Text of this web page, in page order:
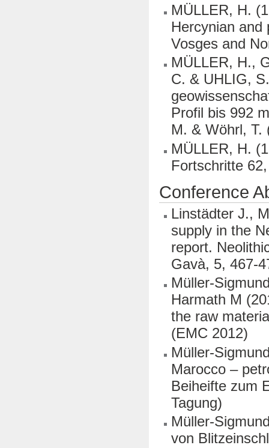
MÜLLER, H.
Hercynian and
Vosges and
MÜLLER, H.,
C. & UHLIG,
Profil bis 992
M. & Wöhrl, T.
MÜLLER, H.
Fortschritte
Conference
Linstädter J.,
supply in the
report.
Gavà, 5, 467-
Müller-
Harmath M
the raw
(EMC 2012)
Müller-
Marocco –
Beiheifte zum
Tagung)
Müller-
von